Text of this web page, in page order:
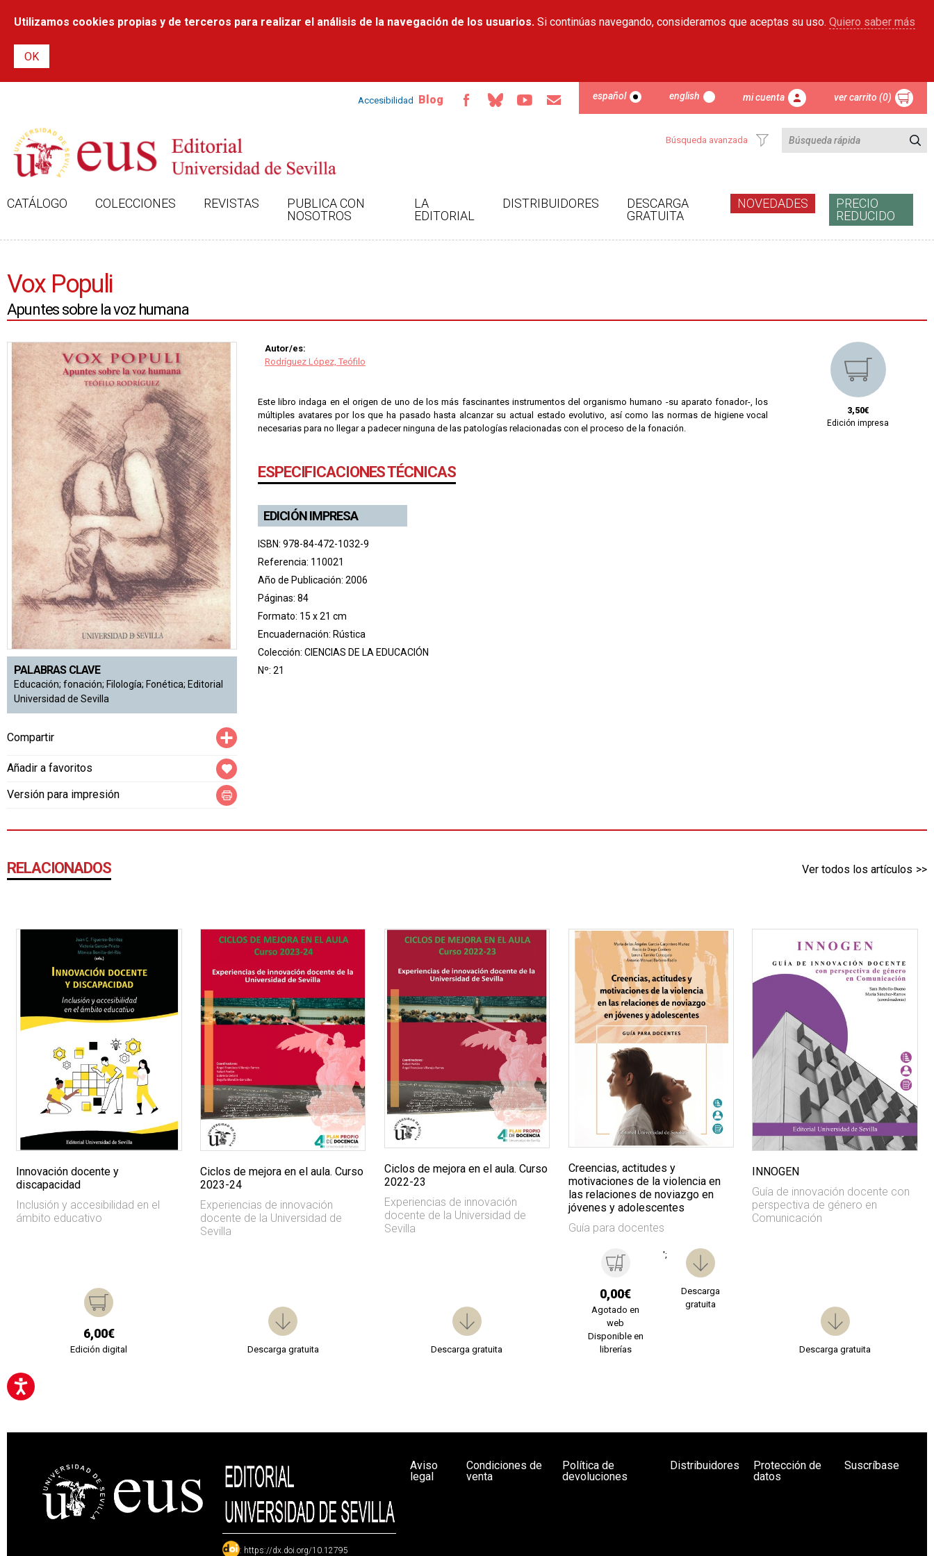
contenido
Utilizamos cookies propias y de terceros para realizar el análisis de la navegación de los usuarios. Si continúas navegando, consideramos que aceptas su uso. Quiero saber más
Accesibilidad Blog español english mi cuenta ver carrito (0)
Búsqueda avanzada
CATÁLOGO COLECCIONES REVISTAS
PUBLICA CON
NOSOTROS
LA
EDITORIAL
DISTRIBUIDORES
DESCARGA
GRATUITA
NOVEDADES
PRECIO
REDUCIDO
Vox Populi
Apuntes sobre la voz humana
PALABRAS CLAVE
Educación; fonación; Filología; Fonética; Editorial
Universidad de Sevilla
Compartir
Añadir a favoritos
Versión para impresión
Autor/es:
Rodríguez López, Teófilo
Este libro indaga en el origen de uno de los más fascinantes instrumentos del organismo humano -su aparato fonador-, los
múltiples avatares por los que ha pasado hasta alcanzar su actual estado evolutivo, así como las normas de higiene vocal
necesarias para no llegar a padecer ninguna de las patologías relacionadas con el proceso de la fonación.
ESPECIFICACIONES TÉCNICAS
EDICIÓN IMPRESA
ISBN: 978-84-472-1032-9
Referencia: 110021
Año de Publicación: 2006
Páginas: 84
Formato: 15 x 21 cm
Encuadernación: Rústica
Colección: CIENCIAS DE LA EDUCACIÓN
Nº: 21
3,50€
Edición impresa
RELACIONADOS Ver todos los artículos
Innovación docente y
discapacidad
Inclusión y accesibilidad en el
ámbito educativo
6,00€
Edición digital
Ciclos de mejora en el aula. Curso
2023-24
Experiencias de innovación
docente de la Universidad de
Sevilla
Descarga gratuita
Ciclos de mejora en el aula. Curso
2022-23
Experiencias de innovación
docente de la Universidad de
Sevilla
Descarga gratuita
Creencias, actitudes y
motivaciones de la violencia en
las relaciones de noviazgo en
jóvenes y adolescentes
Guía para docentes
0,00€
Agotado en
web
Disponible en
librerías
';
Descarga
gratuita
INNOGEN
Guía de innovación docente con
perspectiva de género en
Comunicación
Descarga gratuita
: https://dx.doi.org/10.12795
Aviso
legal
Condiciones de
venta
Política de
devoluciones
Distribuidores
Protección de
datos
Suscríbase